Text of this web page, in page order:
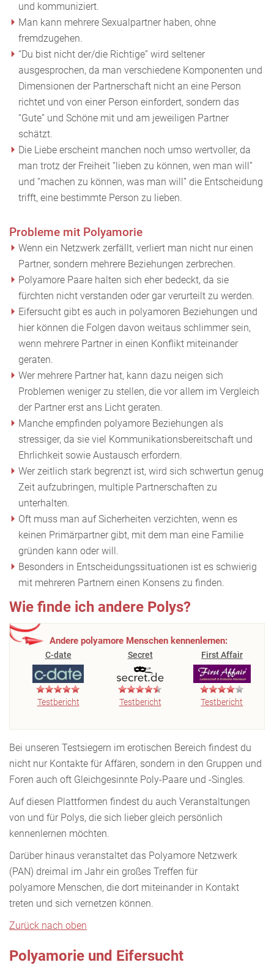
und kommuniziert.
Man kann mehrere Sexualpartner haben, ohne
fremdzugehen.
“Du bist nicht der/die Richtige” wird seltener
ausgesprochen, da man verschiedene Komponenten und
Dimensionen der Partnerschaft nicht an eine Person
richtet und von einer Person einfordert, sondern das
“Gute” und Schöne mit und am jeweiligen Partner
schätzt.
Die Liebe erscheint manchen noch umso wertvoller, da
man trotz der Freiheit “lieben zu können, wen man will”
und “machen zu können, was man will” die Entscheidung
trifft, eine bestimmte Person zu lieben.
Probleme mit Polyamorie
Wenn ein Netzwerk zerfällt, verliert man nicht nur einen
Partner, sondern mehrere Beziehungen zerbrechen.
Polyamore Paare halten sich eher bedeckt, da sie
fürchten nicht verstanden oder gar verurteilt zu werden.
Eifersucht gibt es auch in polyamoren Beziehungen und
hier können die Folgen davon weitaus schlimmer sein,
wenn mehrere Partner in einen Konflikt miteinander
geraten.
Wer mehrere Partner hat, kann dazu neigen sich
Problemen weniger zu stellen, die vor allem im Vergleich
der Partner erst ans Licht geraten.
Manche empfinden polyamore Beziehungen als
stressiger, da sie viel Kommunikationsbereitschaft und
Ehrlichkeit sowie Austausch erfordern.
Wer zeitlich stark begrenzt ist, wird sich schwertun genug
Zeit aufzubringen, multiple Partnerschaften zu
unterhalten.
Oft muss man auf Sicherheiten verzichten, wenn es
keinen Primärpartner gibt, mit dem man eine Familie
gründen kann oder will.
Besonders in Entscheidungssituationen ist es schwierig
mit mehreren Partnern einen Konsens zu finden.
Wie finde ich andere Polys?
Andere polyamore Menschen kennenlernen:
C-date
Testbericht
Secret
Testbericht
First Affair
Testbericht
Bei unseren Testsiegern im erotischen Bereich findest du
nicht nur Kontakte für Affären, sondern in den Gruppen und
Foren auch oft Gleichgesinnte Poly-Paare und -Singles.
Auf diesen Plattformen findest du auch Veranstaltungen
von und für Polys, die sich lieber gleich persönlich
kennenlernen möchten.
Darüber hinaus veranstaltet das Polyamore Netzwerk
(PAN) dreimal im Jahr ein großes Treffen für
polyamore Menschen, die dort miteinander in Kontakt
treten und sich vernetzen können.
Zurück nach oben
Polyamorie und Eifersucht